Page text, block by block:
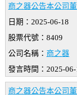
商之器公告本公司
日期：2025-06-18
股票代號：8409
公司名稱： 商之器
發言時間：2025-
商之器公告本公司